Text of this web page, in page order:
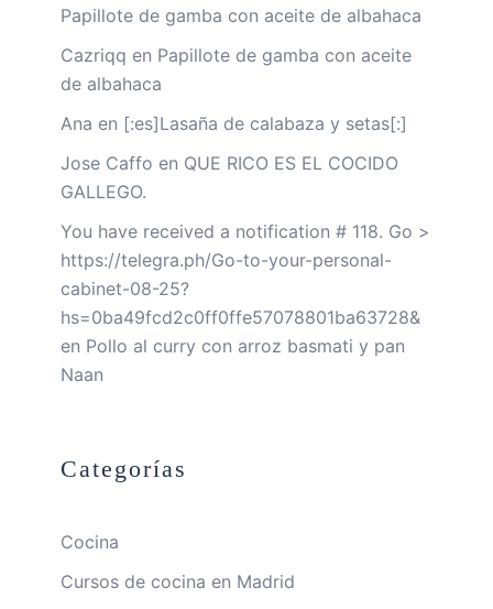
Papillote de gamba con aceite de albahaca
Cazriqq en Papillote de gamba con aceite
de albahaca
Ana en [:es]Lasaña de calabaza y setas[:]
Jose Caffo en QUE RICO ES EL COCIDO
GALLEGO.
You have received a notification # 118. Go >
https://telegra.ph/Go-to-your-personal-
cabinet-08-25?
hs=0ba49fcd2c0ff0ffe57078801ba63728&
en Pollo al curry con arroz basmati y pan
Naan
Categorías
Cocina
Cursos de cocina en Madrid